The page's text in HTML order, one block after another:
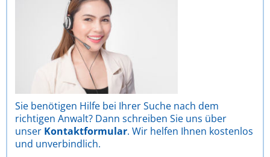
Sie benötigen Hilfe bei Ihrer Suche nach dem
richtigen Anwalt? Dann schreiben Sie uns über
unser Kontaktformular. Wir helfen Ihnen kostenlos
und unverbindlich.